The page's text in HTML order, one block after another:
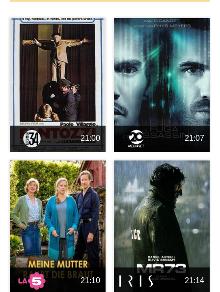
21:00 21:07
21:10 21:14